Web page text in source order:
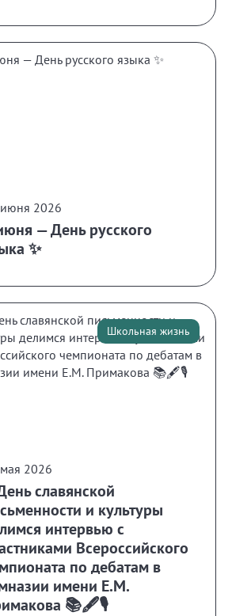
2026
— День русского
✨
Школьная жизнь
2026
славянской
и культуры
интервью с
Всероссийского
по дебатам в
имени Е.М.
📚🖋️🎙️